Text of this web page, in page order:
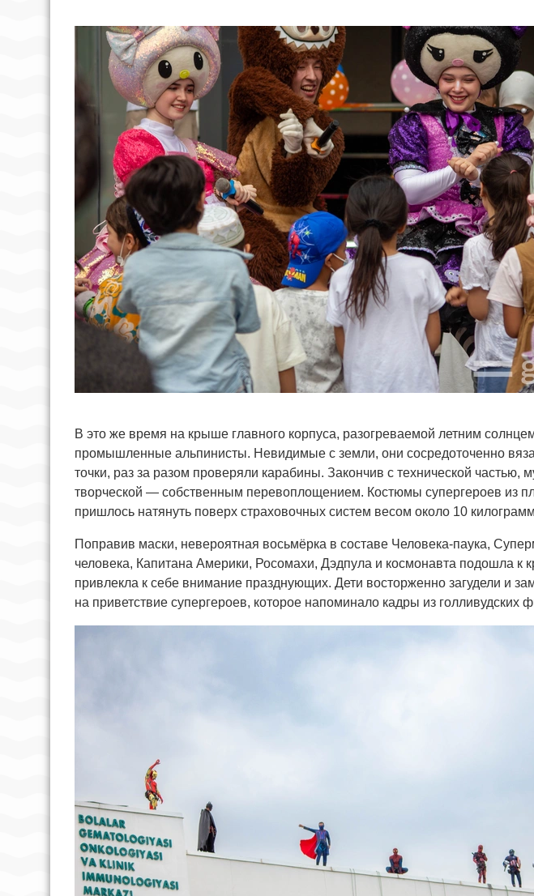
В это же время на крыше главного корпуса, разогреваемой летним
промышленные альпинисты. Невидимые с земли, они сосредоточенно
точки, раз за разом проверяли карабины. Закончив с технической частью,
творческой — собственным перевоплощением. Костюмы супергероев из
пришлось натянуть поверх страховочных систем весом около 10
Поправив маски, невероятная восьмёрка в составе Человека-паука,
человека, Капитана Америки, Росомахи, Дэдпула и космонавта подошла
привлекла к себе внимание празднующих. Дети восторженно загудели и
на приветствие супергероев, которое напоминало кадры из голливудских